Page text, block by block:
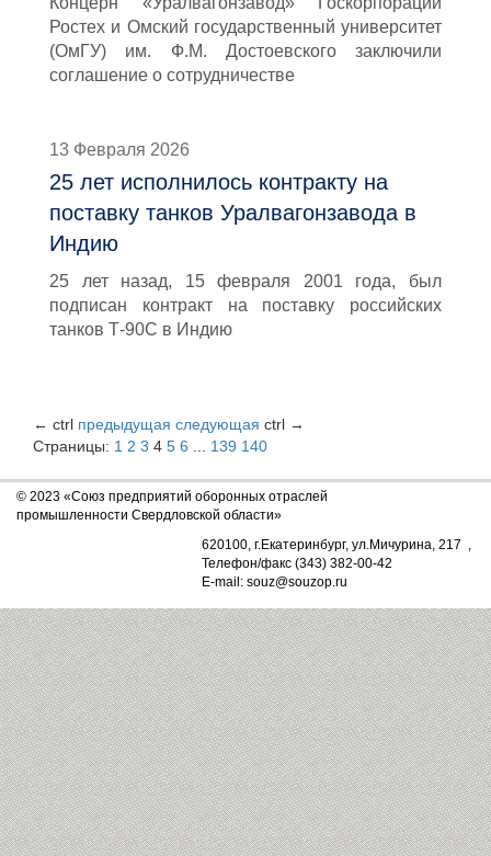
Ростех и Омский государственный университет
(ОмГУ) им. Ф.М. Достоевского заключили
соглашение о сотрудничестве
13 Февраля 2026
25 лет исполнилось контракту на
поставку танков Уралвагонзавода в
Индию
25 лет назад, 15 февраля 2001 года, был
подписан контракт на поставку российских
танков Т-90С в Индию
← ctrl предыдущая следующая ctrl →
Страницы: 1 2 3 4 5 6 139 140
© 2023 «Союз предприятий оборонных отраслей
промышленности Свердловской области»
620100, г.Екатеринбург, ул.Мичурина, 217 ,
Телефон/факс (343) 382-00-42
E-mail: souz@souzop.ru